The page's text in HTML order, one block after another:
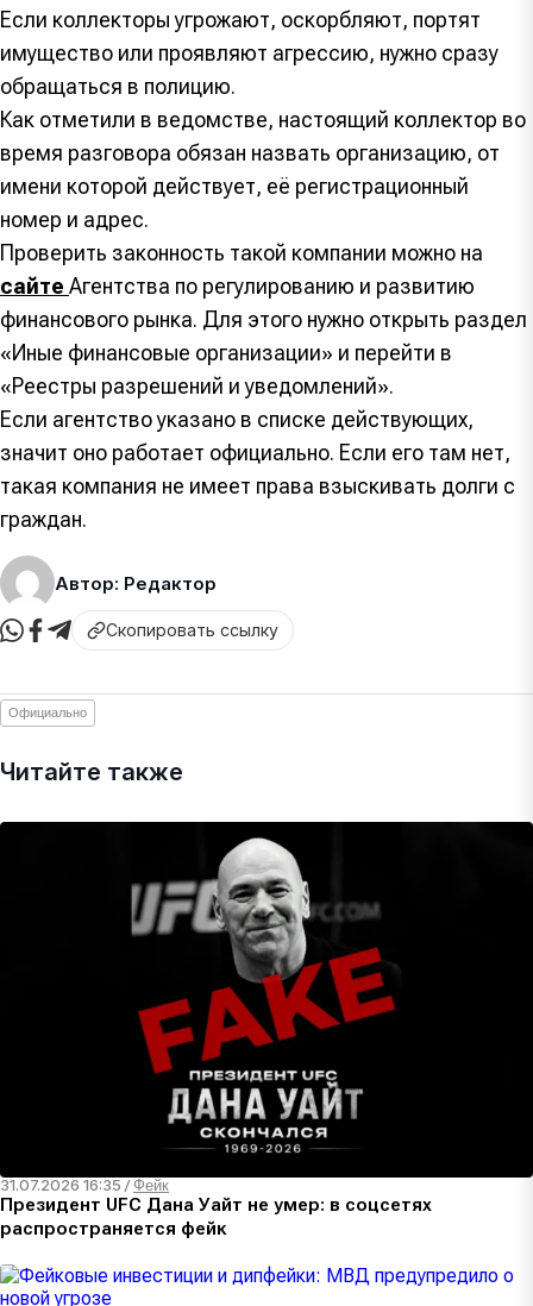
Если коллекторы угрожают, оскорбляют, портят
имущество или проявляют агрессию, нужно сразу
обращаться в полицию.
Как отметили в ведомстве, настоящий коллектор во
время разговора обязан назвать организацию, от
имени которой действует, её регистрационный
номер и адрес.
Проверить законность такой компании можно на
сайте Агентства по регулированию и развитию
финансового рынка. Для этого нужно открыть раздел
«Иные финансовые организации» и перейти в
«Реестры разрешений и уведомлений».
Если агентство указано в списке действующих,
значит оно работает официально. Если его там нет,
такая компания не имеет права взыскивать долги с
граждан.
Автор: Редактор
Скопировать ссылку
Официально
Читайте также
31.07.2026 16:35 /Фейк
Президент UFC Дана Уайт не умер: в соцсетях
распространяется фейк